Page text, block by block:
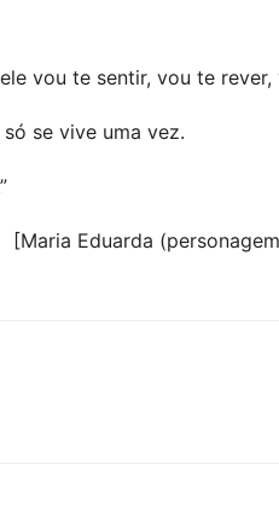
vou te sentir, vou te
se vive uma vez.
[Maria Eduarda